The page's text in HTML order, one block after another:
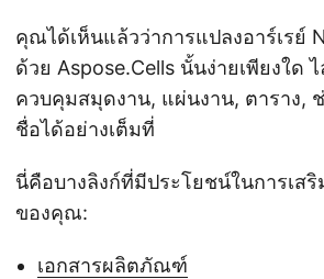
คุณได้เห็นแล้วว่าการแปลงอาร์เรย์
ด้วย Aspose.Cells นั้นง่ายเพียงใด
ควบคุมสมุดงาน, แผ่นงาน, ตาราง,
ชื่อได้อย่างเต็มที่
นี่คือบางลิงก์ที่มีประโยชน์ในการเสริ
ของคุณ:
เอกสารผลิตภัณฑ์